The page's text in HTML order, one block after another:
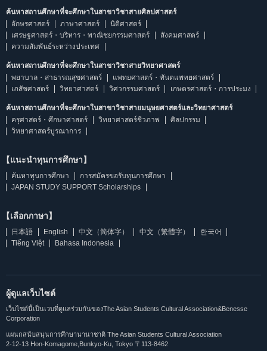
ค้นหาสถานศึกษาที่จะศึกษาในสาขาวิชาสายศิลปศาสตร์
อักษรศาสตร์
ภาษาศาสตร์
นิติศาสตร์
เศรษฐศาสตร์・บริหาร・พาณิชยกรรมศาสตร์
สังคมศาสตร์
ความสัมพันธ์ระหว่างประเทศ
ค้นหาสถานศึกษาที่จะศึกษาในสาขาวิชาสายวิทยาศาสตร์
พยาบาล・สาธารณสุขศาสตร์
แพทยศาสตร์・ทันตแพทยศาสตร์
เภสัชศาสตร์
วิทยาศาสตร์ วิศวกรรมศาสตร์ เกษตรศาสตร์・การประมง
ค้นหาสถานศึกษาที่จะศึกษาในสาขาวิชาสายมนุษยศาสตร์และวิทยาศาสตร์
ครุศาสตร์・ศึกษาศาสตร์
วิทยาศาสตร์ชีวภาพ
ศิลปกรรม
วิทยาศาสตร์บูรณาการ
【แนะนำทุนการศึกษา】
ค้นหาทุนการศึกษา
การสมัครขอรับทุนการศึกษา
JAPAN STUDY SUPPORT Scholarships
【เลือกภาษา】
日本語 English 中文（简体字） 中文（繁體字）
한국어
Tiếng Việt
Bahasa Indonesia
ผู้ดูแลเว็บไซต์
เว็บไซต์นี้เป็นเวบที่ดูแลร่วมกันของThe Asian Students Cultural Association&Benesse
Corporation
แผนกสนับสนุนการศึกษานานาชาติ The Asian Students Cultural Association
2-12-13 Hon-Komagome,Bunkyo-Ku, Tokyo 〒113-8462